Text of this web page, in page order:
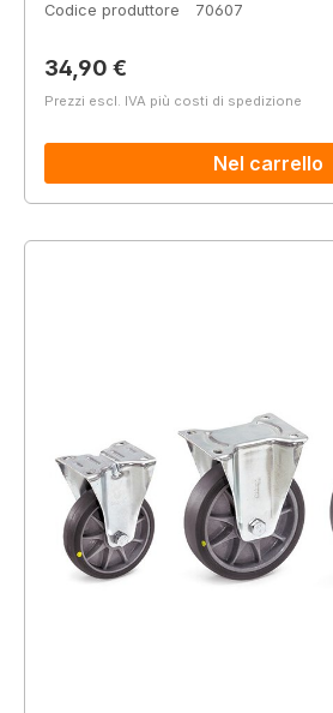
Codice produttore
70607
Prezzo normale:
34,90 €
Prezzi escl. IVA più costi di spedizione
Nel carrello